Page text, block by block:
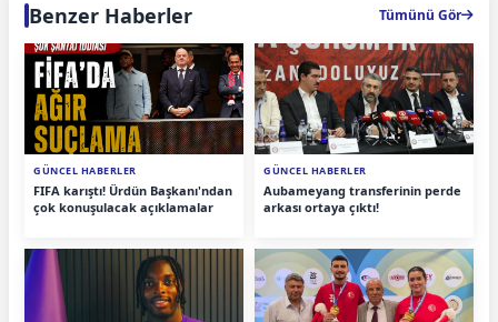
Benzer Haberler Tümünü Gör
GÜNCEL HABERLER
FIFA karıştı! Ürdün Başkanı'ndan
çok konuşulacak açıklamalar
GÜNCEL HABERLER
Aubameyang transferinin perde
arkası ortaya çıktı!